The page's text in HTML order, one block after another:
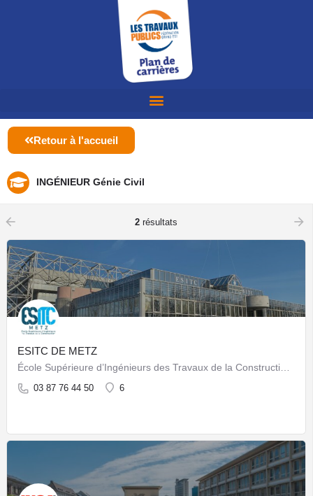
Retour à l'accueil
INGÉNIEUR Génie Civil
arrow_backward 2 résultats arrow_forward
ESITC DE METZ
03 87 76 44 50 6